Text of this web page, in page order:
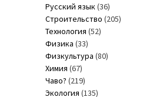
Русский язык(36)
Строительство (205)
Технология (52)
Физика (33)
Физкультура (80)
Химия (67)
Чаво? (219)
Экология (135)